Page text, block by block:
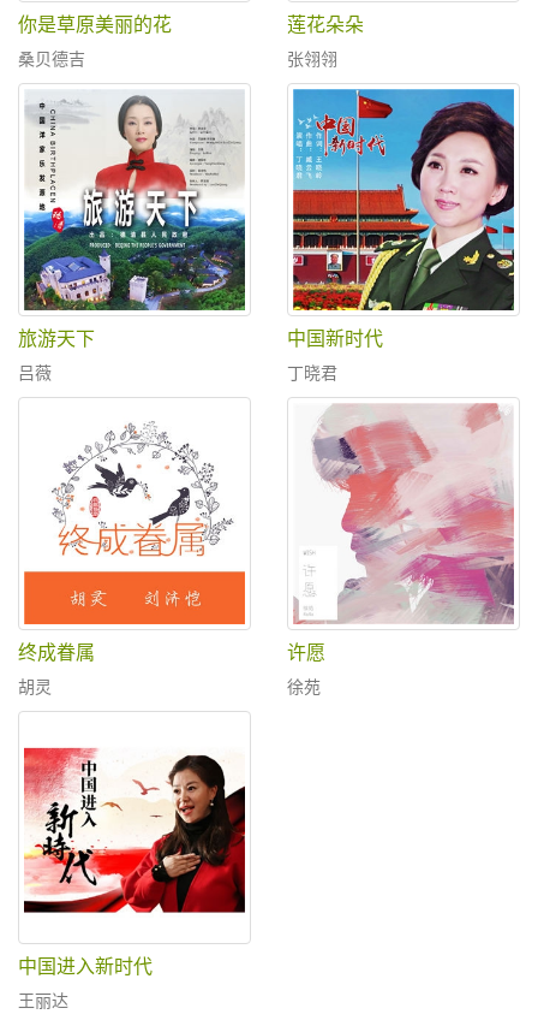
你是草原美丽的花
桑贝德吉
莲花朵朵
张翎翎
旅游天下
吕薇
中国新时代
丁晓君
终成眷属
胡灵
许愿
徐苑
中国进入新时代
王丽达